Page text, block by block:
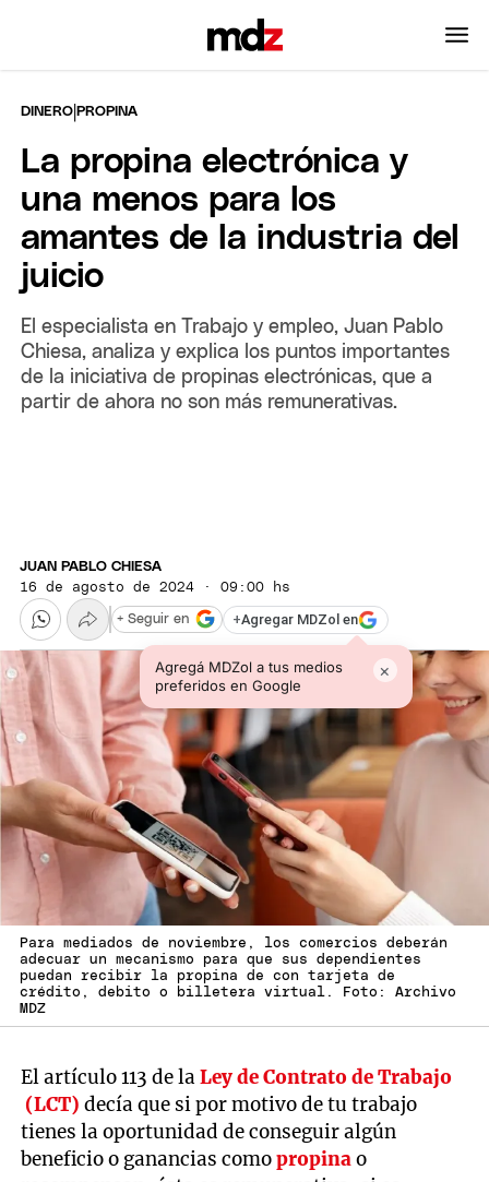
DINERO |PROPINA
La propina electrónica y
una menos para los
amantes de la industria del
juicio
El especialista en Trabajo y empleo, Juan Pablo
Chiesa, analiza y explica los puntos importantes
de la iniciativa de propinas electrónicas, que a
partir de ahora no son más remunerativas.
JUAN PABLO CHIESA
16 de agosto de 2024 · 09:00 hs
+Agregar MDZol en
Agregá MDZol a tus medios
preferidos en Google
×
+ Seguir en
Para mediados de noviembre, los comercios deberán
adecuar un mecanismo para que sus dependientes
puedan recibir la propina de con tarjeta de
crédito, debito o billetera virtual. Foto: Archivo
MDZ
El artículo 113 de la Ley de Contrato de Trabajo
(LCT) decía que si por motivo de tu trabajo
tienes la oportunidad de conseguir algún
beneficio o ganancias comopropinao